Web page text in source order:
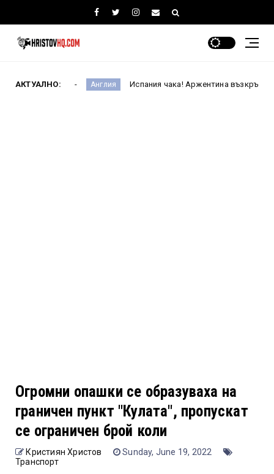
АКТУАЛНО:Англия Испания чака! Аржентина възкръсна срещу
Огромни опашки се образуваха на
граничен пункт "Кулата", пропускат
се ограничен брой коли
Кристиян Христов
Sunday, June 19, 2022
Транспорт